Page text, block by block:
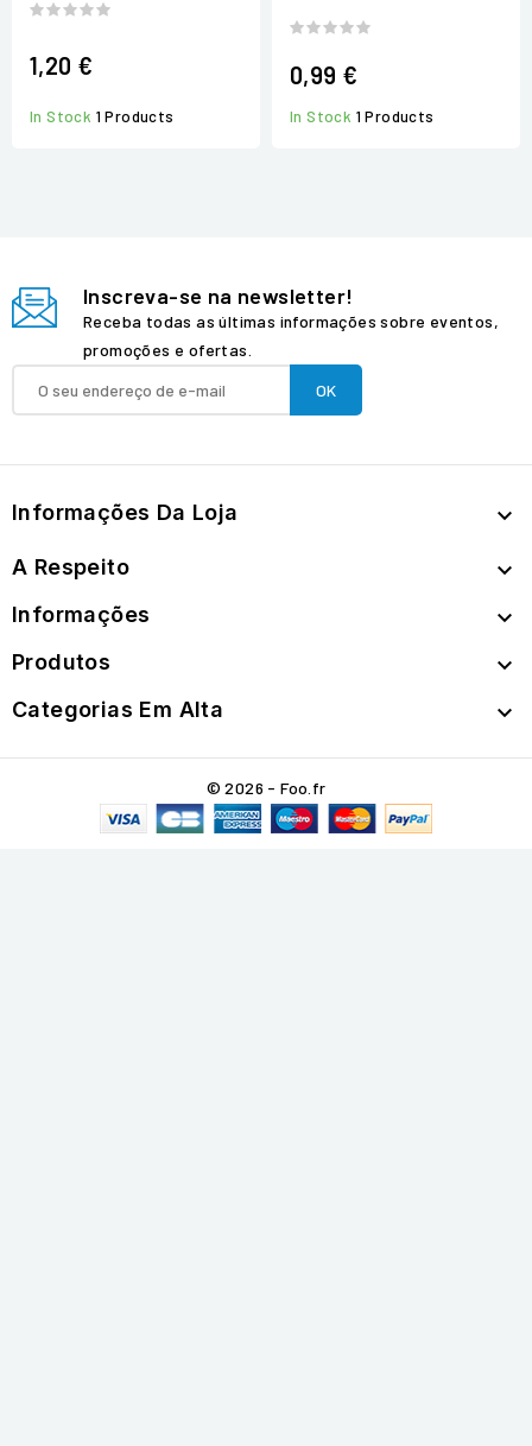
1,20 €
In Stock 1 Products
0,99 €
In Stock 1 Products
Inscreva-se na newsletter!
Receba todas as últimas informações sobre eventos,
promoções e ofertas.
Informações Da Loja 
A Respeito 
Informações 
Produtos 
Categorias Em Alta 
© 2026 - Foo.fr